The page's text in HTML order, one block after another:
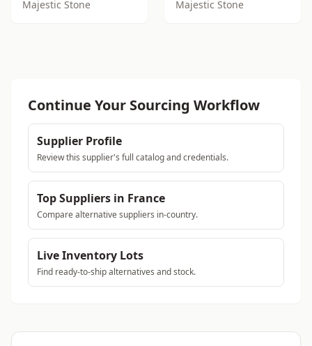
Majestic Stone Majestic Stone
Continue Your Sourcing Workflow
Supplier Profile
Review this supplier's full catalog and credentials.
Top Suppliers in France
Compare alternative suppliers in-country.
Live Inventory Lots
Find ready-to-ship alternatives and stock.